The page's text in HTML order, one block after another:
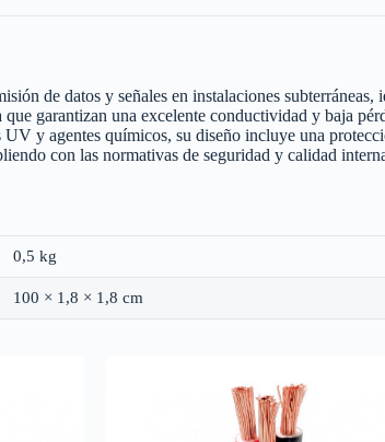
de datos y señales en instalaciones
garantizan una excelente conductividad y baja
y agentes químicos, su diseño incluye una
con las normativas de seguridad y calidad
0,5 kg
100 × 1,8 × 1,8 cm